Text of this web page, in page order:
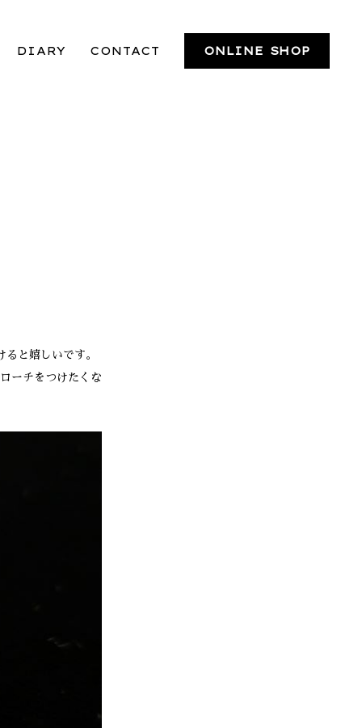
DIARY CONTACT ONLINE SHOP
と嬉しいです。
ーチをつけたくな